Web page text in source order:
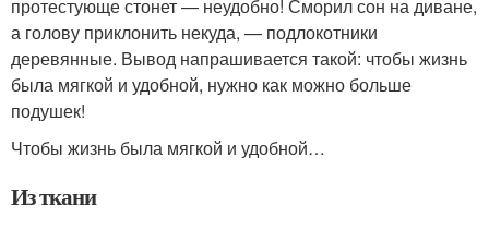
протестующе стонет — неудобно! Сморил сон на диване,
а голову приклонить некуда, — подлокотники
деревянные. Вывод напрашивается такой: чтобы жизнь
была мягкой и удобной, нужно как можно больше
подушек!
Чтобы жизнь была мягкой и удобной…
Из ткани